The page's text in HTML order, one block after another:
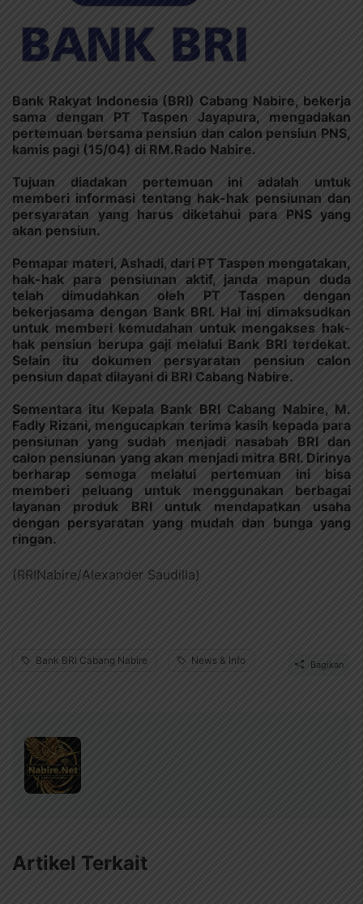
Bank Rakyat Indonesia (BRI) Cabang Nabire, bekerja
sama dengan PT Taspen Jayapura, mengadakan
pertemuan bersama pensiun dan calon pensiun PNS,
kamis pagi (15/04) di RM.Rado Nabire.
Tujuan diadakan pertemuan ini adalah untuk
memberi informasi tentang hak-hak pensiunan dan
persyaratan yang harus diketahui para PNS yang
akan pensiun.
Pemapar materi, Ashadi, dari PT Taspen mengatakan,
hak-hak para pensiunan aktif, janda mapun duda
telah dimudahkan oleh PT Taspen dengan
bekerjasama dengan Bank BRI. Hal ini dimaksudkan
untuk memberi kemudahan untuk mengakses hak-
hak pensiun berupa gaji melalui Bank BRI terdekat.
Selain itu dokumen persyaratan pensiun calon
pensiun dapat dilayani di BRI Cabang Nabire.
Sementara itu Kepala Bank BRI Cabang Nabire, M.
Fadly Rizani, mengucapkan terima kasih kepada para
pensiunan yang sudah menjadi nasabah BRI dan
calon pensiunan yang akan menjadi mitra BRI. Dirinya
berharap semoga melalui pertemuan ini bisa
memberi peluang untuk menggunakan berbagai
layanan produk BRI untuk mendapatkan usaha
dengan persyaratan yang mudah dan bunga yang
ringan.
(RRINabire/Alexander Saudilla)
Bank BRI Cabang Nabire News & Info Bagikan
Artikel Terkait